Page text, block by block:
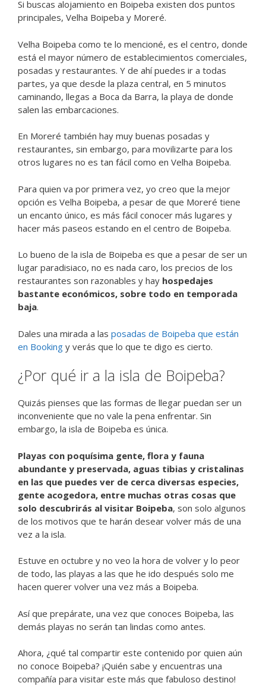
Si buscas alojamiento en Boipeba existen dos puntos
principales, Velha Boipeba y Moreré.
Velha Boipeba como te lo mencioné, es el centro, donde
está el mayor número de establecimientos comerciales,
posadas y restaurantes. Y de ahí puedes ir a todas
partes, ya que desde la plaza central, en 5 minutos
caminando, llegas a Boca da Barra, la playa de donde
salen las embarcaciones.
En Moreré también hay muy buenas posadas y
restaurantes, sin embargo, para movilizarte para los
otros lugares no es tan fácil como en Velha Boipeba.
Para quien va por primera vez, yo creo que la mejor
opción es Velha Boipeba, a pesar de que Moreré tiene
un encanto único, es más fácil conocer más lugares y
hacer más paseos estando en el centro de Boipeba.
Lo bueno de la isla de Boipeba es que a pesar de ser un
lugar paradisiaco, no es nada caro, los precios de los
restaurantes son razonables y hay hospedajes
bastante económicos, sobre todo en temporada
baja.
Dales una mirada a las posadas de Boipeba que están
en Booking y verás que lo que te digo es cierto.
¿Por qué ir a la isla de Boipeba?
Quizás pienses que las formas de llegar puedan ser un
inconveniente que no vale la pena enfrentar. Sin
embargo, la isla de Boipeba es única.
Playas con poquísima gente, flora y fauna
abundante y preservada, aguas tibias y cristalinas
en las que puedes ver de cerca diversas especies,
gente acogedora, entre muchas otras cosas que
solo descubrirás al visitar Boipeba, son solo algunos
de los motivos que te harán desear volver más de una
vez a la isla.
Estuve en octubre y no veo la hora de volver y lo peor
de todo, las playas a las que he ido después solo me
hacen querer volver una vez más a Boipeba.
Así que prepárate, una vez que conoces Boipeba, las
demás playas no serán tan lindas como antes.
Ahora, ¿qué tal compartir este contenido por quien aún
no conoce Boipeba? ¡Quién sabe y encuentras una
compañía para visitar este más que fabuloso destino!